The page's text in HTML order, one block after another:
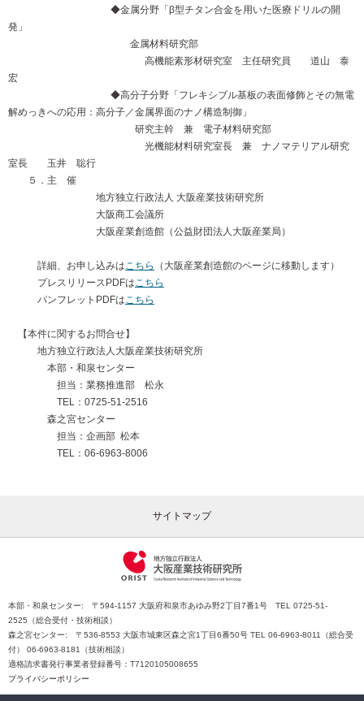
◆金属分野「β型チタン合金を用いた医療ドリルの開
発」
金属材料研究部
高機能素形材研究室 主任研究員 道山 泰
宏
◆高分子分野「フレキシブル基板の表面修飾とその無電
解めっきへの応用：高分子／金属界面のナノ構造制御」
研究主幹 兼 電子材料研究部
光機能材料研究室長 兼 ナノマテリアル研究
室長 玉井 聡行
５．主 催
地方独立行政法人 大阪産業技術研究所
大阪商工会議所
大阪産業創造館（公益財団法人大阪産業局）
詳細、お申し込みはこちら
（大阪産業創造館のページに移動します）
プレスリリースPDFはこちら
パンフレットPDFはこちら
【本件に関するお問合せ】
地方独立行政法人大阪産業技術研究所
本部・和泉センター
担当：業務推進部 松永
TEL：0725-51-2516
森之宮センター
担当：企画部 松本
TEL：06-6963-8006
サイトマップ
本部・和泉センター: 〒594-1157 大阪府和泉市あゆみ野2丁目7番1号 TEL 0725-51-
2525（総合受付・技術相談）
森之宮センター: 〒536-8553 大阪市城東区森之宮1丁目6番50号 TEL 06-6963-8011（総合受
付） 06-6963-8181（技術相談）
適格請求書発行事業者登録番号：T7120105008655
プライバシーポリシー